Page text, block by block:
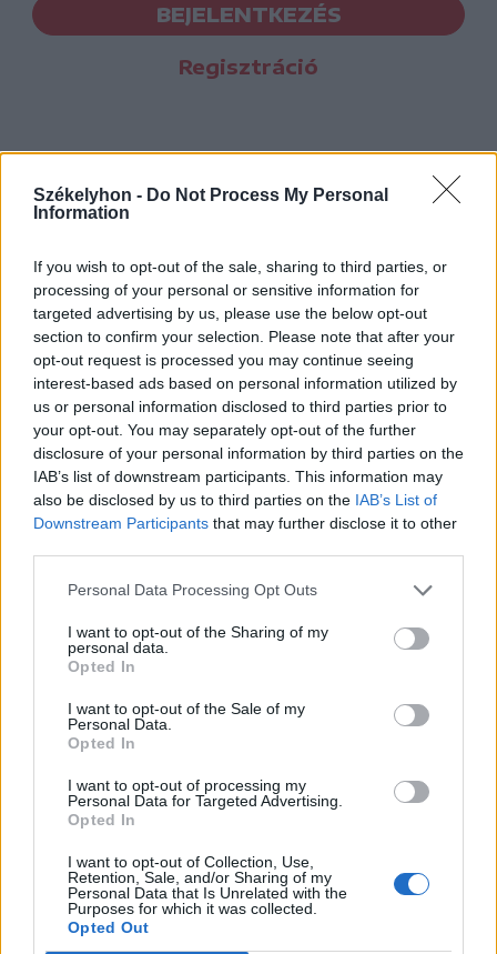
Székelyhon - Do Not Process My Personal
Information
If you wish to opt-out of the sale, sharing to third parties, or
processing of your personal or sensitive information for
targeted advertising by us, please use the below opt-out
section to confirm your selection. Please note that after your
opt-out request is processed you may continue seeing
interest-based ads based on personal information utilized by
us or personal information disclosed to third parties prior to
your opt-out. You may separately opt-out of the further
disclosure of your personal information by third parties on the
IAB’s list of downstream participants. This information may
also be disclosed by us to third parties on the IAB’s List of
Downstream Participants that may further disclose it to other
Personal Data Processing Opt Outs
I want to opt-out of the Sharing of my
personal data.
Opted In
I want to opt-out of the Sale of my
Personal Data.
Opted In
I want to opt-out of processing my
Personal Data for Targeted Advertising.
Opted In
I want to opt-out of Collection, Use,
Retention, Sale, and/or Sharing of my
Personal Data that Is Unrelated with the
Purposes for which it was collected.
Opted Out
BEJELENTKEZÉS
Regisztráció
Hasznos
Impresszum
Szerzői jogok
Adatvédelmi tájékoztató
Cookie-kezelési tájékoztató
Hozzászólási szabályzat
Nyomtatott lapjaink archívuma
Székely Hírmondó archívuma
Sütibeállítások
Médiatér
Liget
Krónika
Bihari Napló